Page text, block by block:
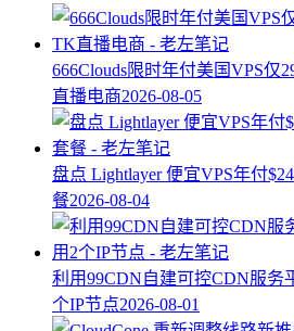
666Clouds限时年付美国VPS仅
直播电商2026-08-05
盘点 Lightlayer 便宜VPS年付
餐2026-08-04
利用99CDN自建可控CDN服务
个IP节点2026-08-01